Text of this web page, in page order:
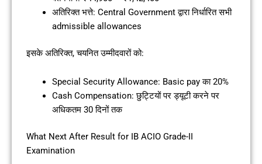
अतिरिक्त भत्ते: Central Government द्वारा निर्धारित सभी
admissible allowances
इसके अतिरिक्त, चयनित उम्मीदवारों को:
Special Security Allowance: Basic pay का 20%
Cash Compensation: छुट्टियों पर ड्यूटी करने पर
अधिकतम 30 दिनों तक
What Next After Result for IB ACIO Grade-II
Examination